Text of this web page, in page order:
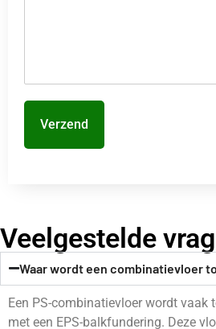
Verzend
Veelgestelde
Waar wordt een combinatievloer
Een PS-combinatievloer wordt vaak
met een EPS-balkfundering. Deze